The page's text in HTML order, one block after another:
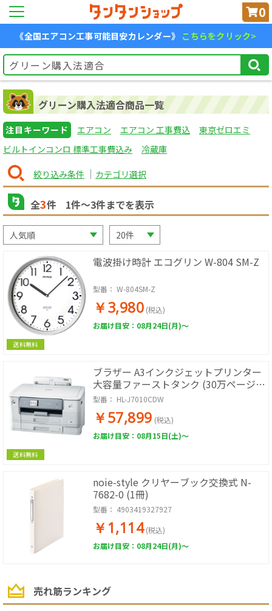
0
《全国エアコン工事可能目安カレンダー》 こちらをクリック>
グリーン購入法適合商品一覧
注目キーワード エアコン エアコン 工事費込
東京ゼロエミ
ビルトインコンロ 標準工事費込み
冷蔵庫
絞り込み条件 カテゴリ選択
全3件 1件〜3件までを表示
送料無料
電波掛け時計 エコグリン W-804 SM-Z
型番： W-804SM-Z
￥3,980 (税込)
お届け目安：08月24日(月)～
送料無料
ブラザー A3インクジェットプリンター
大容量ファーストタンク (30万ページ耐
久/自動両面/2段トレイ) HL-J7010CDW
型番： HL-J7010CDW
￥57,899 (税込)
お届け目安：08月15日(土)～
noie-style クリヤーブック交換式 N-
7682-0 (1冊)
型番： 4903419327927
￥1,114 (税込)
お届け目安：08月24日(月)～
売れ筋ランキング